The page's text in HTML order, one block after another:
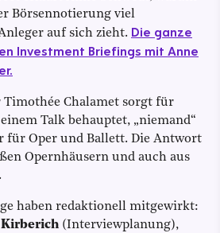
Börsennotierung viel
auf sich zieht. Die ganze
Investment Briefings mit Anne
Chalamet sorgt für
Talk behauptet, „niemand“
für Oper und Ballett. Die Antwort
Opernhäusern und auch aus
haben redaktionell mitgewirkt:
(Interviewplanung),